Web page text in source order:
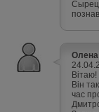
Олена
Вітаю!
Він
час